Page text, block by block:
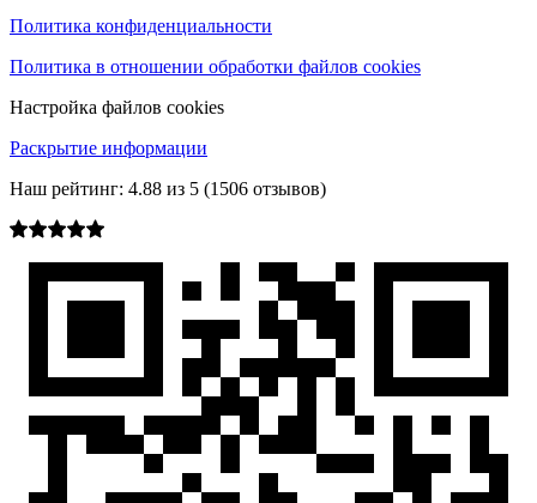
Политика конфиденциальности
Политика в отношении обработки файлов cookies
Настройка файлов cookies
Раскрытие информации
Наш рейтинг: 4.88 из 5 (1506 отзывов)